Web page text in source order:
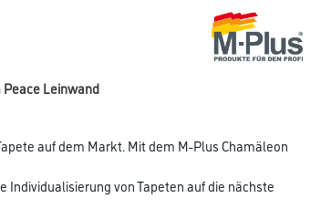
Peace Leinwand
auf dem Markt. Mit dem M-Plus Chamäleon
von Tapeten auf die nächste